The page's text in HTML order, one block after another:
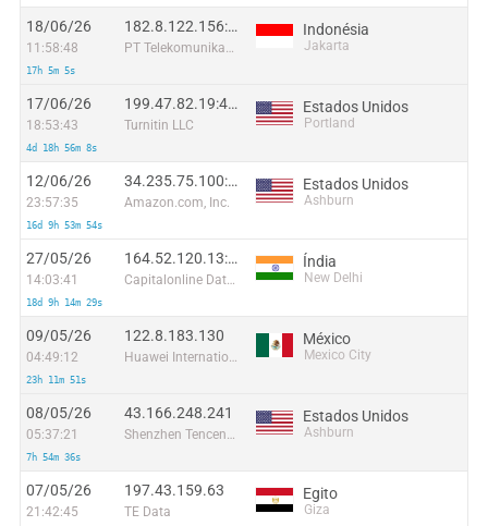
18/06/26
11:58:48
17h 5m 5s
182.8.122.156:26868
PT Telekomunikasi Selular Indonesia
Indonésia
Jakarta
17/06/26
18:53:43
4d 18h 56m 8s
199.47.82.19:42630
Turnitin LLC
Estados Unidos
Portland
12/06/26
23:57:35
16d 9h 53m 54s
34.235.75.100:38253
Amazon.com, Inc.
Estados Unidos
Ashburn
27/05/26
14:03:41
18d 9h 14m 29s
164.52.120.13:11535
Capitalonline Data Service (HK) Co
Índia
New Delhi
09/05/26
04:49:12
23h 11m 51s
122.8.183.130
Huawei International Pte. LTD
México
Mexico City
08/05/26
05:37:21
7h 54m 36s
43.166.248.241
Shenzhen Tencent Computer Systems Company Limited
Estados Unidos
Ashburn
07/05/26
21:42:45
197.43.159.63
TE Data
Egito
Giza